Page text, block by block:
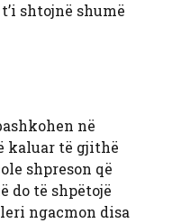
shtojnë shumë
në
kaluar të gjithë
shpreson që
do të shpëtojë
ngacmon disa